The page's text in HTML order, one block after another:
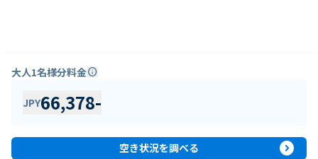
大人1名様分料金info
JPY66,378-
空き状況を調べる expand_circle_right